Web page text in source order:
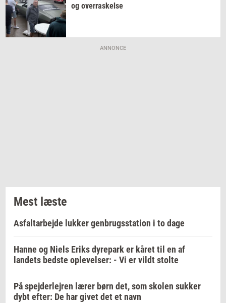
og over­ra­skel­se
ANNONCE
Mest læste
Asfaltarbejde lukker genbrugsstation i to dage
Hanne og Niels Eriks dyrepark er kåret til en af
landets bedste oplevelser: - Vi er vildt stolte
På spejderlejren lærer børn det, som skolen sukker
dybt efter: De har givet det et navn